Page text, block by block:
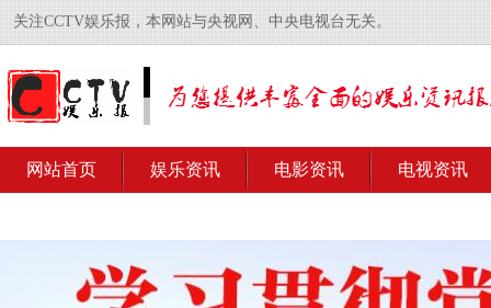
关注CCTV娱乐报，本网站与央视网、中央电视台无关。
网站首页 娱乐资讯 电影资讯 电视资讯